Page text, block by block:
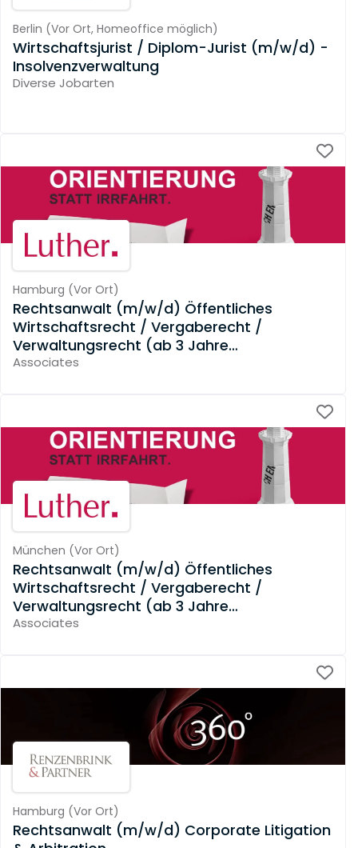
Berlin (Vor Ort, Homeoffice möglich)
Wirtschaftsjurist / Diplom-Jurist (m/w/d) -
Insolvenzverwaltung
Diverse Jobarten
Hamburg (Vor Ort)
Rechtsanwalt (m/w/d) Öffentliches
Wirtschaftsrecht / Vergaberecht /
Verwaltungsrecht (ab 3 Jahre
Berufserfahrung)
Associates
München (Vor Ort)
Rechtsanwalt (m/w/d) Öffentliches
Wirtschaftsrecht / Vergaberecht /
Verwaltungsrecht (ab 3 Jahre
Berufserfahrung)
Associates
Hamburg (Vor Ort)
Rechtsanwalt (m/w/d) Corporate Litigation